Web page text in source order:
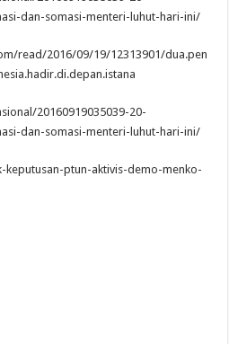
dan-somasi-menteri-luhut-hari-ini/
read/2016/09/19/12313901/dua.pen
20160919035039-20-
dan-somasi-menteri-luhut-hari-ini/
ptun-aktivis-demo-menko-